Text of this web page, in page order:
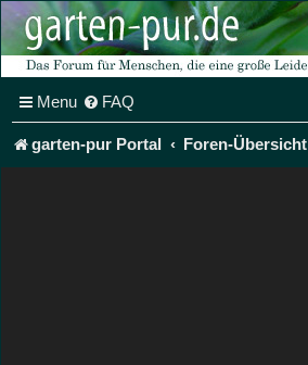
Menu FAQ
garten-pur Portal Foren-Übersicht